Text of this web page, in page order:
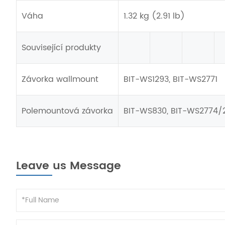
Váha 1.32 kg (2.91 lb)
Související produkty
Závorka wallmount BIT-WS1293, BIT-WS2771
Polemountová závorka BIT-WS830, BIT-WS2774/
Leave us Message